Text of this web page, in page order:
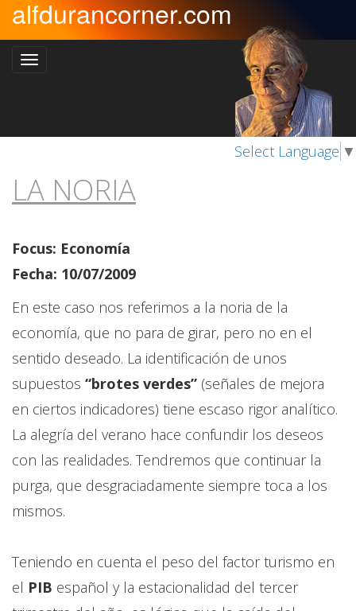
alfdurancorner.com
Select Language ▼
LA NORIA
Focus: Economía
Fecha: 10/07/2009
En este caso nos referimos a la noria de la
economía, que no para de girar, pero no en el
sentido deseado. La identificación de unos
supuestos “brotes verdes” (señales de mejora
en ciertos indicadores) tiene escaso rigor analítico.
La alegría del verano hace confundir los deseos
con las realidades. Tendremos que continuar la
purga, que desgraciadamente siempre toca a los
mismos.
Teniendo en cuenta el peso del factor turismo en
el PIB español y la estacionalidad del tercer